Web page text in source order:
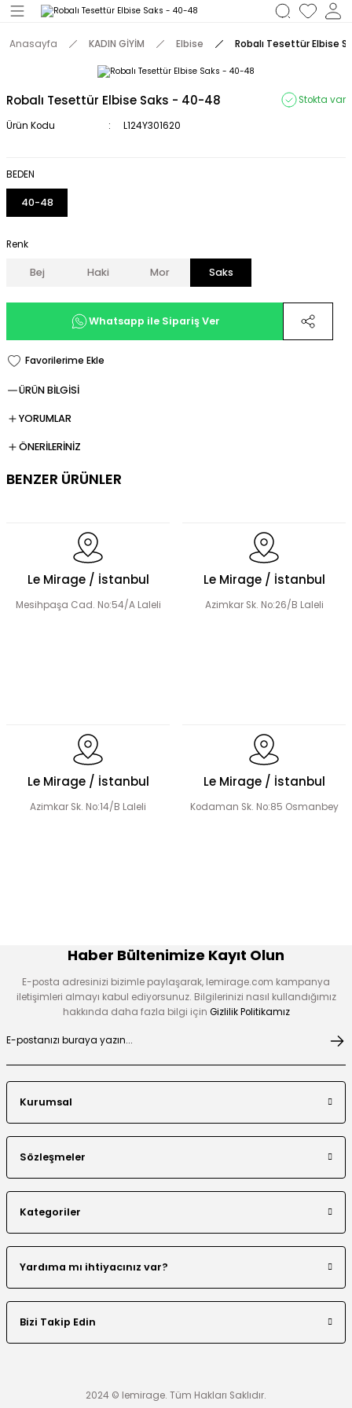
Anasayfa KADIN GİYİM Elbise Robalı Tesettür Elbise
Robalı Tesettür Elbise Saks - 40-48 Stokta var
Ürün Kodu L124Y301620
BEDEN
40-48
Renk
Bej Haki Mor Saks
Whatsapp ile Sipariş Ver
ÜRÜN BİLGİSİ
YORUMLAR
ÖNERİLERİNİZ
BENZER ÜRÜNLER
Desen Boncuk Nakışlı Elbise
Le Mirage / İstanbul
Mesihpaşa Cad. No:54/A Laleli
Le Mirage / İstanbul
Azimkar Sk. No:26/B Laleli
Le Mirage / İstanbul
Azimkar Sk. No:14/B Laleli
Le Mirage / İstanbul
Kodaman Sk. No:85 Osmanbey
Haber Bültenimize Kayıt Olun
E-posta adresinizi bizimle paylaşarak, lemirage.com kampanya
iletişimleri almayı kabul ediyorsunuz. Bilgilerinizi nasıl kullandığımız
hakkında daha fazla bilgi için Gizlilik Politikamız
Kurumsal
Sözleşmeler
Kategoriler
Yardıma mı ihtiyacınız var?
Bizi Takip Edin
2024 © lemirage. Tüm Hakları Saklıdır.